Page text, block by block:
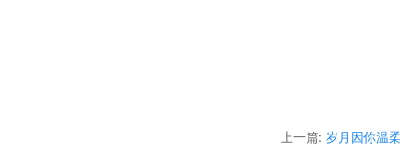
上一篇: 岁月因你温